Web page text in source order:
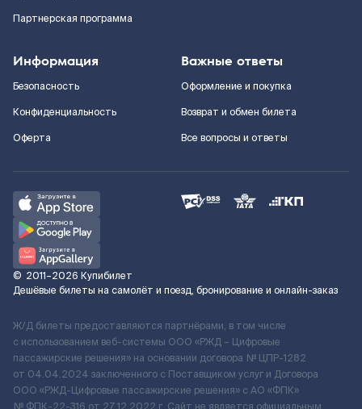
Партнерская программа
Информация
Безопасность
Конфиденциальность
Оферта
Важные ответы
Оформление и покупка
Возврат и обмен билета
Все вопросы и ответы
© 2011–2026 Купибилет
Дешёвые билеты на самолёт и поезд, бронирование и онлайн-заказ
Ж/Д билеты предоставляются партнёрами, в том числе
с использованием веб-системы ООО «РЖД – Цифровые
пассажирские решения» на основании договора № ЦПР-1282
от 04.04.2024 заключенного с Поставщиком услуг и Договора
ООО «РЖД-Цифровые пассажирские решения» c АО «ФПК»